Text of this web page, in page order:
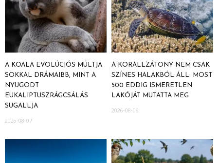
A KOALA EVOLÚCIÓS MÚLTJA
SOKKAL DRÁMAIBB, MINT A
NYUGODT
EUKALIPTUSZRÁGCSÁLÁS
SUGALLJA
2026-08-07
A KORALLZÁTONY NEM CSAK
SZÍNES HALAKBÓL ÁLL: MOST
500 EDDIG ISMERETLEN
LAKÓJÁT MUTATTA MEG
2026-08-06